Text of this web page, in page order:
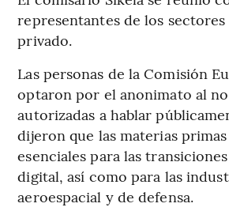
representantes de los
privado.
Las personas de la Comisión
optaron por el anonimato al
autorizadas a hablar
dijeron que las materias
esenciales para las
digital, así como para las
aeroespacial y de defensa.